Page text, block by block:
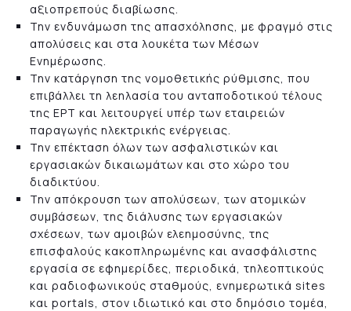
αξιοπρεπούς διαβίωσης.
Την ενδυνάμωση της απασχόλησης, με φραγμό στις
απολύσεις και στα λουκέτα των Μέσων
Ενημέρωσης.
Την κατάργηση της νομοθετικής ρύθμισης, που
επιβάλλει τη λεηλασία του ανταποδοτικού τέλους
της ΕΡΤ και λειτουργεί υπέρ των εταιρειών
παραγωγής ηλεκτρικής ενέργειας.
Την επέκταση όλων των ασφαλιστικών και
εργασιακών δικαιωμάτων και στο χώρο του
διαδικτύου.
Την απόκρουση των απολύσεων, των ατομικών
συμβάσεων, της διάλυσης των εργασιακών
σχέσεων, των αμοιβών ελεημοσύνης, της
επισφαλούς κακοπληρωμένης και ανασφάλιστης
εργασία σε εφημερίδες, περιοδικά, τηλεοπτικούς
και ραδιοφωνικούς σταθμούς, ενημερωτικά sites
και portals, στον ιδιωτικό και στο δημόσιο τομέα,